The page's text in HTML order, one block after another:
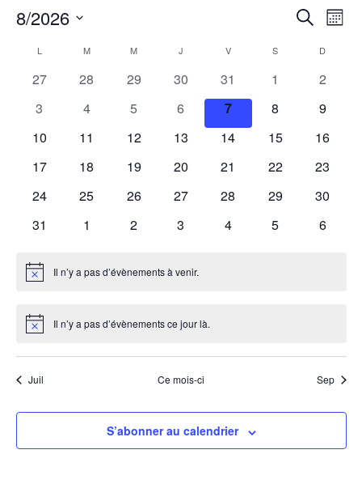
vues
Recherche
de
Mois
8/2026
date.
Calendrier
de
L MMARDI M MERCREDI
J VVENDREDIS D
0
27
0
28
0
29
0
évènements
30
0
évènements
31
0
1
0
2
0
3
0
4
0
5
0
évènements
6
0
évènements
7
0
8
0
9
0
10
0
11
0
12
0
13
0
14
0
15
0
16
0
17
0
18
0
19
0
20
0
21
0
22
0
23
0
24
0
25
0
26
0
27
0
28
0
29
0
30
0
31
0
1
0
2
0
3
0
4
0
5
0
6
Notice Il n’y a pas d’évènements à venir.
Notice Il n’y a pas d’évènements ce jour là.
Juil Ce mois-ci Sep
S’abonner au calendrier